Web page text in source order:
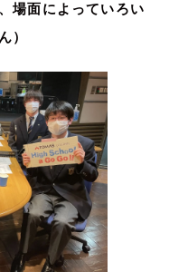
場面によっていろい
）